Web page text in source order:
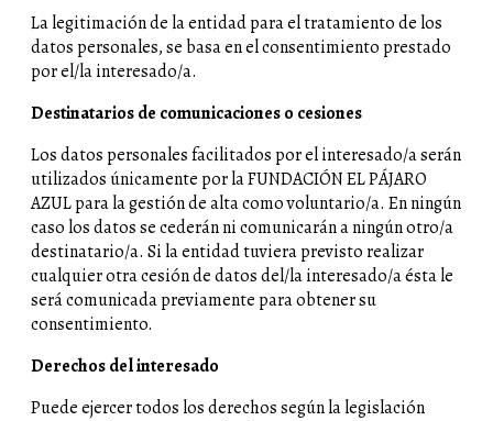
La legitimación de la entidad para el tratamiento de los
datos personales, se basa en el consentimiento prestado
por el/la interesado/a.
Destinatarios de comunicaciones o cesiones
Los datos personales facilitados por el interesado/a serán
utilizados únicamente por la FUNDACIÓN EL PÁJARO
AZUL para la gestión de alta como voluntario/a. En ningún
caso los datos se cederán ni comunicarán a ningún otro/a
destinatario/a. Si la entidad tuviera previsto realizar
cualquier otra cesión de datos del/la interesado/a ésta le
será comunicada previamente para obtener su
consentimiento.
Derechos del interesado
Puede ejercer todos los derechos según la legislación